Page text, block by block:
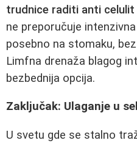
trudnice raditi anti celulit
ne preporučuje
posebno na stomaku,
Limfna drenaža blagog
bezbednija opcija.
Zaključak: Ulaganje u
U svetu gde se stalno